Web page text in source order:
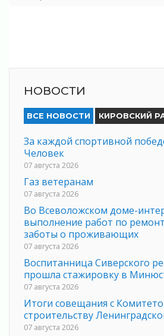
НОВОСТИ
ВСЕ НОВОСТИ КИРОВСКИЙ
За каждой спортивной
Человек
07 августа 2026
Газ ветеранам
07 августа 2026
Во Всеволожском доме-
выполнение работ по
заботы о проживающих
07 августа 2026
Воспитанница Сиверского
прошла стажировку в
07 августа 2026
Итоги совещания с
строительству
07 августа 2026